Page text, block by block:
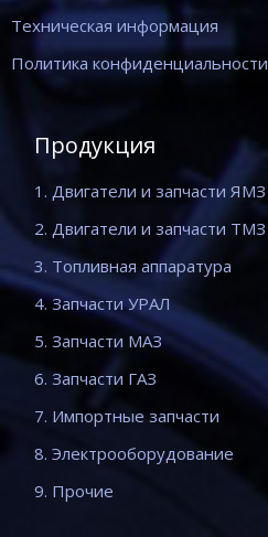
Техническая информация
Политика конфиденциальности
Продукция
1. Двигатели и запчасти ЯМЗ
2. Двигатели и запчасти ТМЗ
3. Топливная аппаратура
4. Запчасти УРАЛ
5. Запчасти МАЗ
6. Запчасти ГАЗ
7. Импортные запчасти
8. Электрооборудование
9. Прочие